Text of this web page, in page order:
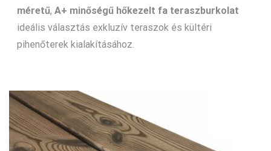
méretű, A+ minőségű hőkezelt fa teraszburkolat
ideális választás exkluzív teraszok és kültéri
pihenőterek kialakításához.